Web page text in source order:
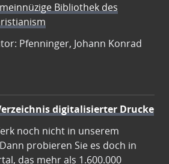
Bibliothek des
Pfenninger, Johann Konrad
digitalisierter Drucke
noch nicht in unserem
probieren Sie es doch in
das mehr als 1.600.000